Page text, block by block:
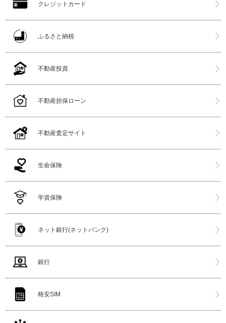
クレジットカード
ふるさと納税
不動産投資
不動産担保ローン
不動産査定サイト
生命保険
学資保険
ネット銀行(ネットバンク)
銀行
格安SIM